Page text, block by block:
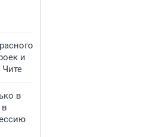
и
Чите
в